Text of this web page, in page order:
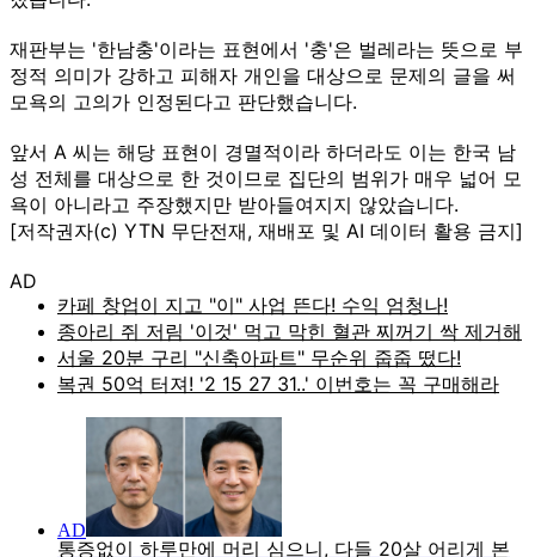
재판부는 '한남충'이라는 표현에서 '충'은 벌레라는 뜻으로 부
정적 의미가 강하고 피해자 개인을 대상으로 문제의 글을 써
모욕의 고의가 인정된다고 판단했습니다.
앞서 A 씨는 해당 표현이 경멸적이라 하더라도 이는 한국 남
성 전체를 대상으로 한 것이므로 집단의 범위가 매우 넓어 모
욕이 아니라고 주장했지만 받아들여지지 않았습니다.
[저작권자(c) YTN 무단전재, 재배포 및 AI 데이터 활용 금지]
AD